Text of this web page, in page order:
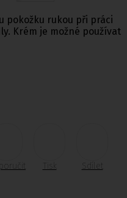
pokožku rukou při práci
Krém je možné používat
Tisk Sdílet